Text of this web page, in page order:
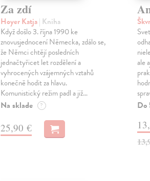
Za zdí
Hoyer Katja| Kniha
Když došlo 3. října 1990 ke
znovusjednocení Německa, zdálo se,
že Němci chtějí posledních
jednačtyřicet let rozdělení a
vyhrocených vzájemných vztahů
konečně hodit za hlavu.
Komunistický režim padl a již…
Na sklade ?
25,90 €
ale
Do